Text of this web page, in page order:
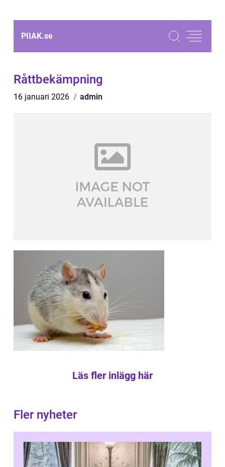
PIIAK.se
Råttbekämpning
16 januari 2026 admin
Läs fler inlägg här
Fler nyheter